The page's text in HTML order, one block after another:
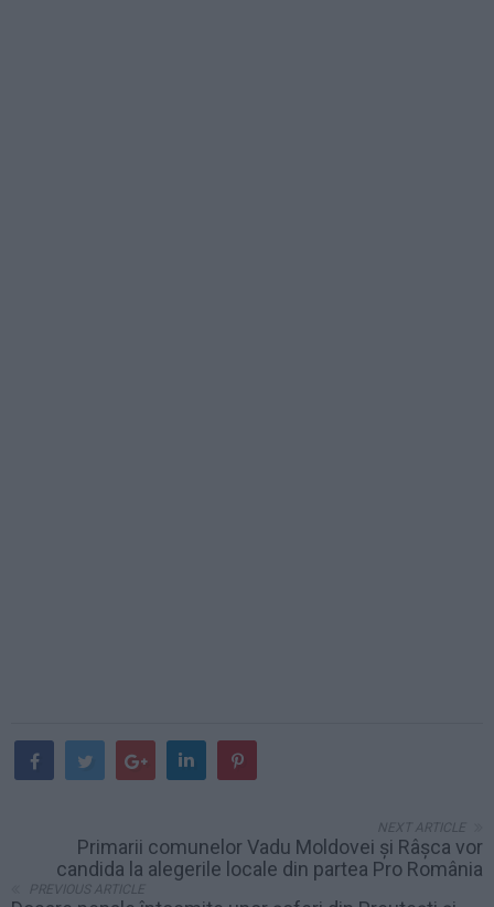
NEXT ARTICLE
Primarii comunelor Vadu Moldovei și Râșca vor
candida la alegerile locale din partea Pro România
PREVIOUS ARTICLE